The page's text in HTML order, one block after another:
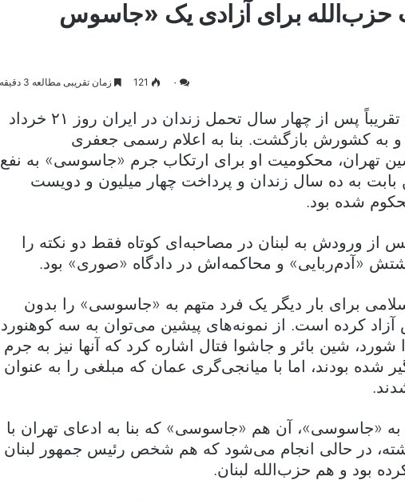
حزب‌الله برای آزادی یک «جاسوس
۰ 121 زمان تقریبی مطالعه 3 دقیقه
نِزار زَکّا، شهروند لبنانی، تقریباً پس از چهار سال تحمل زندان در ایران روز ۲۱ خرداد
۲۰۱۹) آزاد و به کشورش بازگشت. بنا به اعلام رسمی جعفری
تهران، محکومیت او برای ارتکاب جرم «جاسوسی» به نفع
بابت به ده سال زندان و پرداخت چهار میلیون و دویست
شده بود.
پس از ورودش به لبنان در مصاحبه‌ای کوتاه فقط دو نکته را
«آدم‌ربایی» و محاکمه‌اش در دادگاه «صوری» بود.
برای بار دیگر یک فرد متهم به «جاسوسی» را بدون
کرده است. از نمونه‌های پیشین می‌توان به سه کوهنورد
شورد، شین بائر و جاشوا فتال اشاره کرد که آنها نیز به جرم
شده بودند، اما با میانجی‌گری عمان که مبلغی را به عنوان
به «جاسوسی»، آن هم «جاسوسی» که بنا به ادعای تهران با
در حالی انجام می‌شود که هم شخص رئیس جمهور لبنان
بود و هم حزب‌الله لبنان.